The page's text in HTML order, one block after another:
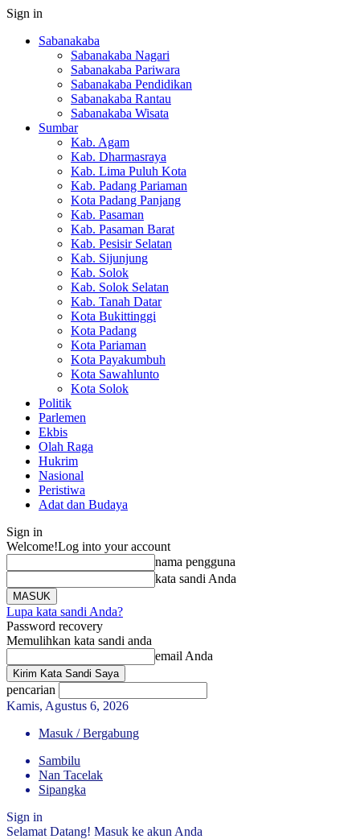
Sign in
Sabanakaba
Sabanakaba Nagari
Sabanakaba Pariwara
Sabanakaba Pendidikan
Sabanakaba Rantau
Sabanakaba Wisata
Sumbar
Kab. Agam
Kab. Dharmasraya
Kab. Lima Puluh Kota
Kab. Padang Pariaman
Kota Padang Panjang
Kab. Pasaman
Kab. Pasaman Barat
Kab. Pesisir Selatan
Kab. Sijunjung
Kab. Solok
Kab. Solok Selatan
Kab. Tanah Datar
Kota Bukittinggi
Kota Padang
Kota Pariaman
Kota Payakumbuh
Kota Sawahlunto
Kota Solok
Politik
Parlemen
Ekbis
Olah Raga
Hukrim
Nasional
Peristiwa
Adat dan Budaya
Sign in
Welcome!Log into your account
nama pengguna
kata sandi Anda
Lupa kata sandi Anda?
Password recovery
Memulihkan kata sandi anda
email Anda
pencarian
Kamis, Agustus 6, 2026
Masuk / Bergabung
Sambilu
Nan Tacelak
Sipangka
Sign in
Selamat Datang! Masuk ke akun Anda